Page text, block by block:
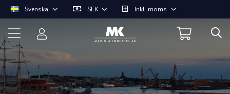
Svenska SEK Inkl. moms